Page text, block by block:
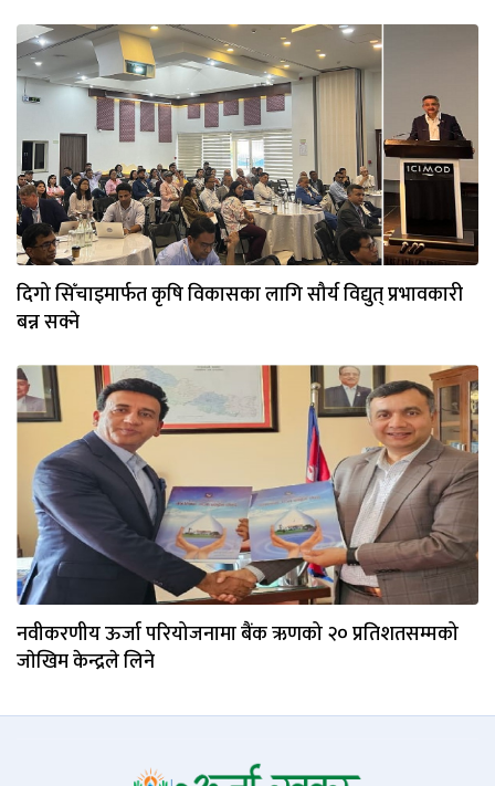
दिगो सिँचाइमार्फत कृषि विकासका लागि सौर्य विद्युत् प्रभावकारी
बन्न सक्ने
नवीकरणीय ऊर्जा परियोजनामा बैंक ऋणको २० प्रतिशतसम्मको
जाेखिम केन्द्रले लिने